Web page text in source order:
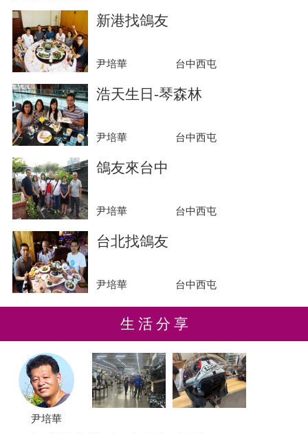
新港找鴿友
尹培華 台中西屯
浩天生日-琴森林
尹培華 台中西屯
鴿友來台中
尹培華 台中西屯
台北找鴿友
尹培華 台中西屯
生 活 分 享
尹培華